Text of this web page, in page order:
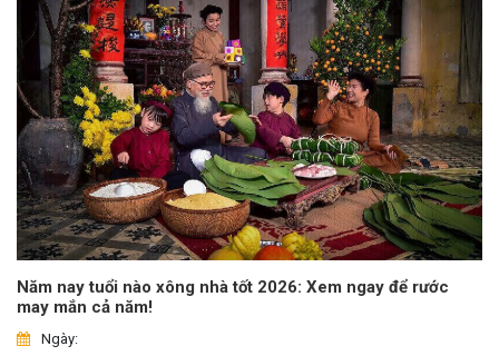
Năm nay tuổi nào xông nhà tốt 2026: Xem ngay để rước
may mắn cả năm!
Ngày: